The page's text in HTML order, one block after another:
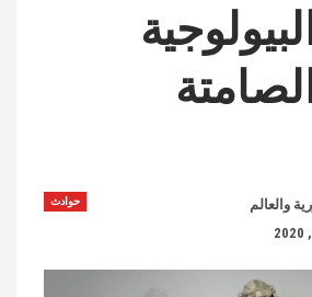
حوادث
والعالم